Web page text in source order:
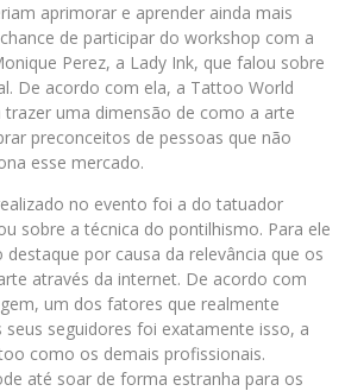
aprimorar e aprender ainda mais
de participar do workshop com a
Perez, a Lady Ink, que falou sobre
De acordo com ela, a Tattoo World
trazer uma dimensão de como a arte
preconceitos de pessoas que não
esse mercado.
no evento foi a do tatuador
sobre a técnica do pontilhismo. Para ele
por causa da relevância que os
através da internet. De acordo com
um dos fatores que realmente
seguidores foi exatamente isso, a
como os demais profissionais.
até soar de forma estranha para os